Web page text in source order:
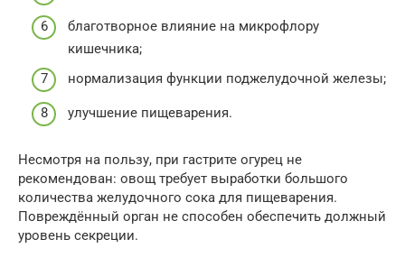
благотворное влияние на микрофлору
кишечника;
нормализация функции поджелудочной железы;
улучшение пищеварения.
Несмотря на пользу, при гастрите огурец не
рекомендован: овощ требует выработки большого
количества желудочного сока для пищеварения.
Повреждённый орган не способен обеспечить должный
уровень секреции.